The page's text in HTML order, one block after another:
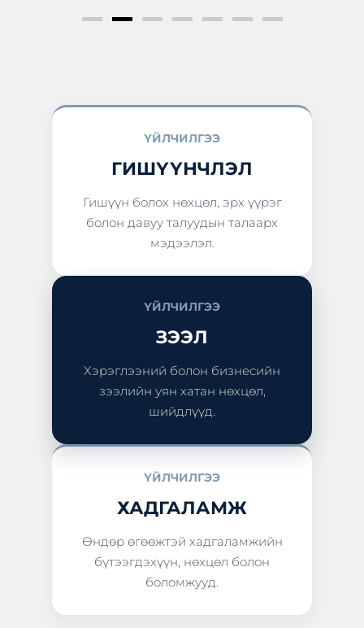
ҮЙЛЧИЛГЭЭ
ГИШҮҮНЧЛЭЛ
Гишүүн болох нөхцөл, эрх үүрэг
болон давуу талуудын талаарх
мэдээлэл.
ҮЙЛЧИЛГЭЭ
ЗЭЭЛ
Хэрэглээний болон бизнесийн
зээлийн уян хатан нөхцөл,
шийдлүүд.
ҮЙЛЧИЛГЭЭ
ХАДГАЛАМЖ
Өндөр өгөөжтэй хадгаламжийн
бүтээгдэхүүн, нөхцөл болон
боломжууд.